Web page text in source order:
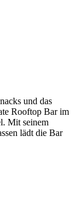
und das
Rooftop Bar im
Mit seinem
lädt die Bar